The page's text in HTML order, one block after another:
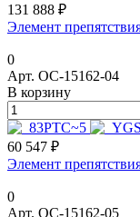
131 888 ₽
Элемент
0
Арт. ОС-15162-04
В корзину
60 547 ₽
Элемент
0
Арт. ОС-15162-05